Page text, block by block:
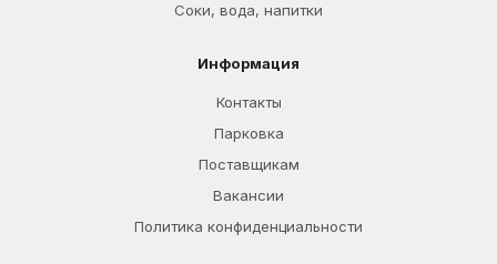
Соки, вода, напитки
Информация
Контакты
Парковка
Поставщикам
Вакансии
Политика конфиденциальности